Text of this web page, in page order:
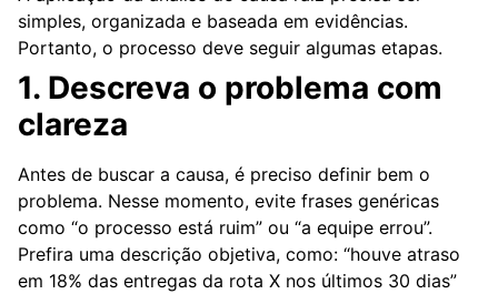
simples, organizada e baseada em evidências.
Portanto, o processo deve seguir algumas etapas.
1. Descreva o problema com
clareza
Antes de buscar a causa, é preciso definir bem o
problema. Nesse momento, evite frases genéricas
como “o processo está ruim” ou “a equipe errou”.
Prefira uma descrição objetiva, como: “houve atraso
em 18% das entregas da rota X nos últimos 30 dias”